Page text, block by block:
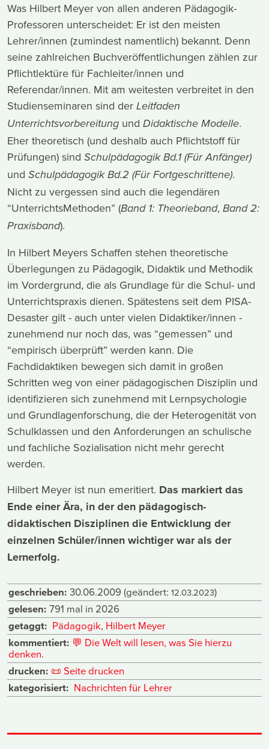
Was Hilbert Meyer von allen anderen Pädagogik-
Professoren unterscheidet: Er ist den meisten
Lehrer/innen (zumindest namentlich) bekannt. Denn
seine zahlreichen Buchveröffentlichungen zählen zur
Pflichtlektüre für Fachleiter/innen und
Referendar/innen. Mit am weitesten verbreitet in den
Studienseminaren sind der Leitfaden
Unterrichtsvorbereitung und Didaktische Modelle.
Eher theoretisch (und deshalb auch Pflichtstoff für
Prüfungen) sind Schulpädagogik Bd.1 (Für Anfänger)
und Schulpädagogik Bd.2 (Für Fortgeschrittene).
Nicht zu vergessen sind auch die legendären
“UnterrichtsMethoden” (Band 1: Theorieband, Band 2:
Praxisband).
In Hilbert Meyers Schaffen stehen theoretische
Überlegungen zu Pädagogik, Didaktik und Methodik
im Vordergrund, die als Grundlage für die Schul- und
Unterrichtspraxis dienen. Spätestens seit dem PISA-
Desaster gilt - auch unter vielen Didaktiker/innen -
zunehmend nur noch das, was “gemessen” und
“empirisch überprüft” werden kann. Die
Fachdidaktiken bewegen sich damit in großen
Schritten weg von einer pädagogischen Disziplin und
identifizieren sich zunehmend mit Lernpsychologie
und Grundlagenforschung, die der Heterogenität von
Schulklassen und den Anforderungen an schulische
und fachliche Sozialisation nicht mehr gerecht
werden.
Hilbert Meyer ist nun emeritiert. Das markiert das
Ende einer Ära, in der den pädagogisch-
didaktischen Disziplinen die Entwicklung der
einzelnen Schüler/innen wichtiger war als der
Lernerfolg.
geschrieben: 30.06.2009 (geändert: 12.03.2023)
gelesen: 791 mal in 2026
getaggt: Pädagogik, Hilbert Meyer
kommentiert: 💬 Die Welt will lesen, was Sie hierzu
denken.
drucken: 📜 Seite drucken
kategorisiert: Nachrichten für Lehrer